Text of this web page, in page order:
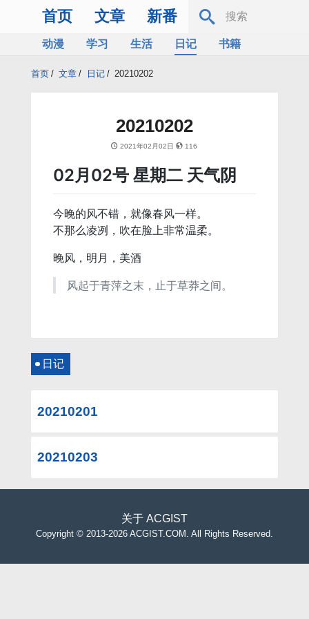
首页 文章 新番
动漫 学习 生活 日记
书籍
首页 / 文章 / 日记 / 20210202
20210202
2021年02月02日 116
02月02号 星期二 天气阴
今晚的风不错，就像春风一样。
不那么凌冽，吹在脸上非常温柔。
晚风，明月，美酒
风起于青萍之末，止于草莽之间。
日记
20210201
20210203
关于 ACGIST
Copyright © 2013-2026 ACGIST.COM. All Rights Reserved.